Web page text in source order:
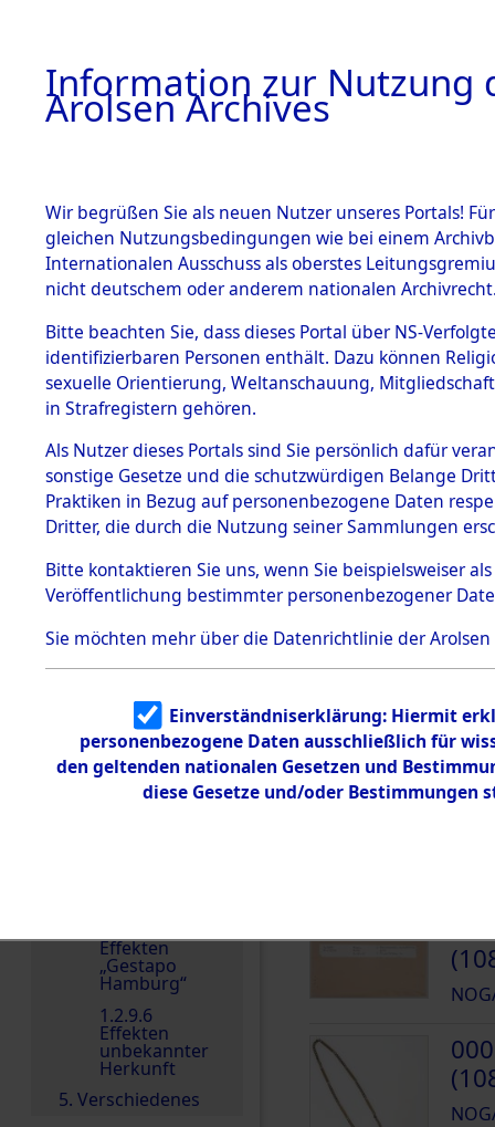
BESTÄNDE
1.
Inhaftierungsdoku
mente
1.2.9 Beim ITS
verwahrte
1.2.9.1
Effekten aus
dem KZ
Dachau
Effekten aus
dem KZ
Dachau,
Landesentsch
ädigungsamt
Effekten aus
dem KZ
Neuengamm
e
Dokument
Effekten
„Gestapo
Hamburg“
1.2.9.6
Effekten
unbekannter
Herkunft
5. Verschiedenes
4Akten
MAKS
Weitere Angaben
Die Personalien des
wurden nach der
Inventarisierung und
Nachforschungen
Häftlingsnummer
DOKUMENTE
Information zur Nutzung
Arolsen Archives
Wir begrüßen Sie als neuen Nutzer unseres Portals!
gleichen Nutzungsbedingungen wie bei einem
Internationalen Ausschuss als oberstes
nicht deutschem oder anderem nationalen
Bitte beachten Sie, dass dieses Portal über NS-
identifizierbaren Personen enthält. Dazu können
sexuelle Orientierung, Weltanschauung,
in Strafregistern gehören.
Als Nutzer dieses Portals sind Sie persönlich dafür
sonstige Gesetze und die schutzwürdigen Belange
Praktiken in Bezug auf personenbezogene Daten
Dritter, die durch die Nutzung seiner Sammlungen
Bitte kontaktieren Sie uns, wenn Sie beispielsweiser
Veröffentlichung bestimmter personenbezogener
Sie möchten mehr über die Datenrichtlinie der Arolsen
Einverständniserklärung: Hiermit
personenbezogene Daten ausschließlich für
den geltenden nationalen Gesetzen und
diese Gesetze und/oder Bestimmungen